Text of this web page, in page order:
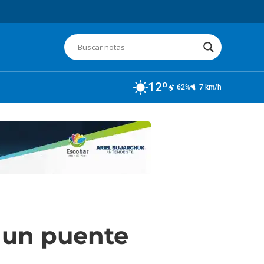
12º 62% 7 km/h
puente